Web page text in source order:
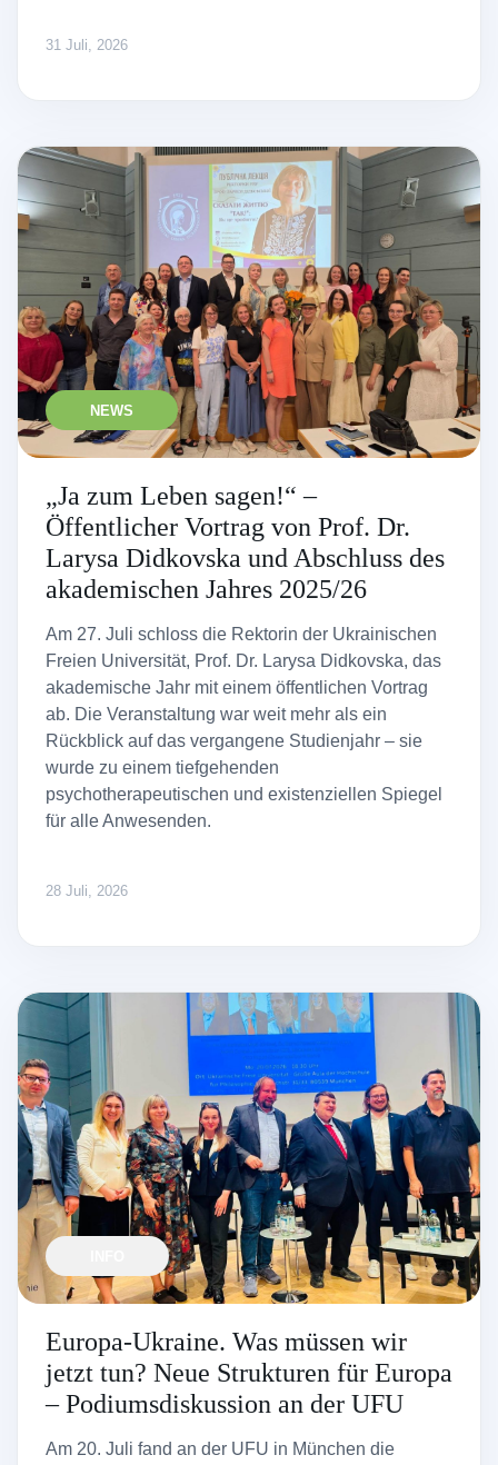
31 Juli, 2026
NEWS
„Ja zum Leben sagen!“ –
Öffentlicher Vortrag von Prof. Dr.
Larysa Didkovska und Abschluss des
akademischen Jahres 2025/26
Am 27. Juli schloss die Rektorin der Ukrainischen
Freien Universität, Prof. Dr. Larysa Didkovska, das
akademische Jahr mit einem öffentlichen Vortrag
ab. Die Veranstaltung war weit mehr als ein
Rückblick auf das vergangene Studienjahr – sie
wurde zu einem tiefgehenden
psychotherapeutischen und existenziellen Spiegel
für alle Anwesenden.
28 Juli, 2026
Europa-Ukraine. Was müssen wir
jetzt tun? Neue Strukturen für Europa
– Podiumsdiskussion an der UFU
Am 20. Juli fand an der UFU in München die